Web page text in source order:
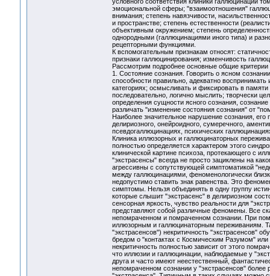
эмоциональной сферы; "взаимоотношения"
внимания; степень навязчивости,
и пространстве; степень естественности
объективным окружением; степень
однородными (галлюцинациями иного типа) и
рецепторными функциями.
К вспомогательным признакам относят:
признаки галлюцинирования; изменчивость
Рассмотрим подробнее основные общие
1. Состояние сознания. Говорить о ясном
способности правильно, адекватно
категориях; осмысливать и фиксировать в
последовательно, логично мыслить; творчески
определения сущности ясного сознания,
различать "изменение состояния сознания" от
Наиболее значительное нарушение сознания,
делириозного, онейроидного, сумеречного,
псевдогаллюцинациях, психических
Клиника иллюзорных и галлюцинаторных
полностью определяется характером этого
клинической картине психоза, протекающего с
"экстрасенсы" всегда не просто зациклены на
агрессивны с сопутствующей симптоматикой
между галлюцинациями, феноменологически
недопустимо ставить знак равенства. Это
симптомы. Нельзя объединять в одну группу
которые слышит "экстрасенс" в делириозном
сенсорная яркость, чувство реальности для
представляют собой различные феномены. Все
непомраченном и помраченном сознании. При
иллюзорным и галлюцинаторным переживаниям.
"экстрасенсов") некритичность "экстрасенсов"
бредом о "контактах с Космическим Разумом"
некритичность полностью зависит от этого
что иллюзии и галлюцинации, наблюдаемые у
друга и часто имеют неестественный,
непомраченном сознании у "экстрасенсов" более